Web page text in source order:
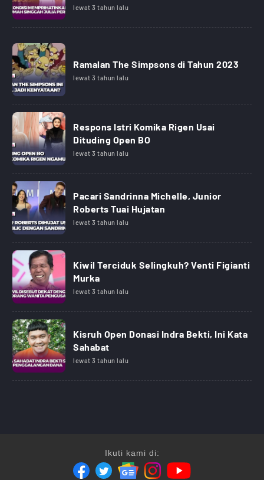
lewat 3 tahun lalu
Ramalan The Simpsons di Tahun 2023
lewat 3 tahun lalu
Respons Istri Komika Rigen Usai
Dituding Open BO
lewat 3 tahun lalu
Pacari Sandrinna Michelle, Junior
Roberts Tuai Hujatan
lewat 3 tahun lalu
Kiwil Terciduk Selingkuh? Venti Figianti
Murka
lewat 3 tahun lalu
Kisruh Open Donasi Indra Bekti, Ini Kata
Sahabat
lewat 3 tahun lalu
Ikuti kami di: